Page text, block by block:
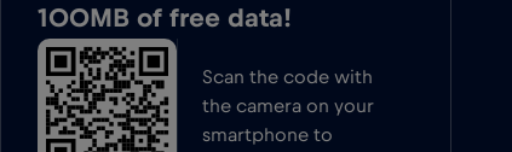
100MB of free data!
Scan the code with
the camera on your
smartphone to